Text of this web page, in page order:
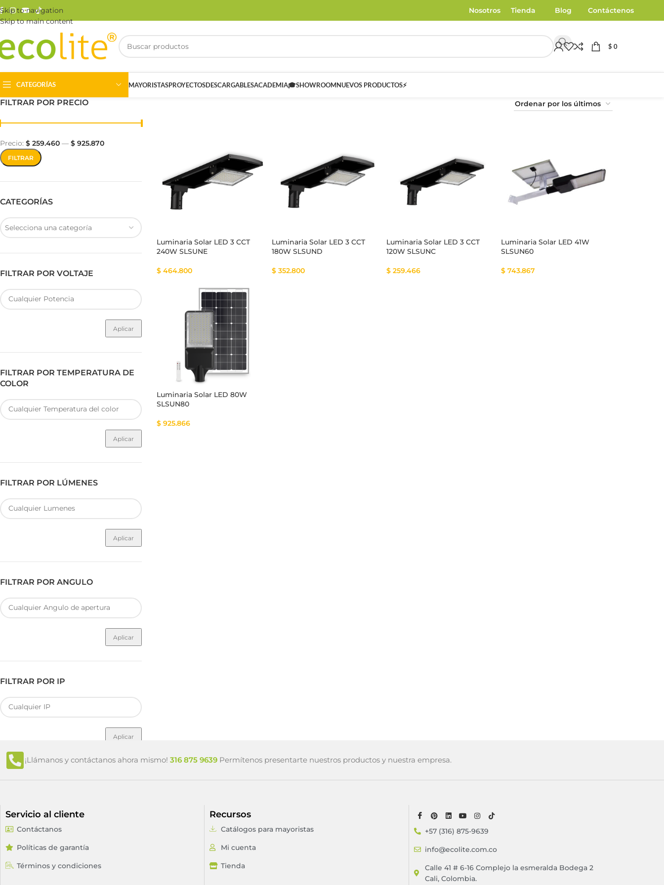
Skip to navigation
Skip to main content
Nosotros Tienda Blog Contáctenos
$ 0
CATEGORÍAS
Track Light SMART Controladores Inteligentes SMART
MAYORISTASPROYECTOSDESCARGABLESACADEMIA🎓SHOWROOMNUEVOS PRODUCTOS⚡
FILTRAR POR PRECIO
FILTRAR
Precio: $ 259.460 — $ 925.870
CATEGORÍAS
Selecciona una categoría
FILTRAR POR VOLTAJE
Aplicar
FILTRAR POR TEMPERATURA DE
COLOR
Aplicar
FILTRAR POR LÚMENES
Aplicar
FILTRAR POR ANGULO
Aplicar
FILTRAR POR IP
Aplicar
Luminaria Solar LED 3 CCT
240W SLSUNE
$ 464.800
Luminaria Solar LED 3 CCT
180W SLSUND
$352.800
Luminaria Solar LED 3 CCT
120W SLSUNC
$259.466
Luminaria Solar LED 41W
SLSUN60
$743.867
Luminaria Solar LED 80W
SLSUN80
$ 925.866
¡Llámanos y contáctanos ahora mismo! 316 875 9639 Permítenos presentarte nuestros productos y nuestra empresa.
Servicio al cliente
Contáctanos
Políticas de garantía
Términos y condiciones
Recursos
Catálogos para mayoristas
Mi cuenta
Tienda
+57 (316) 875-9639
info@ecolite.com.co
Calle 41 # 6-16 Complejo la esmeralda Bodega 2
Cali, Colombia.